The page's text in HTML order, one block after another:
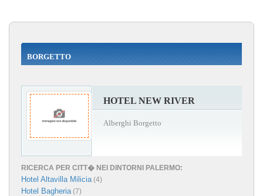
BORGETTO
HOTEL NEW RIVER
Alberghi Borgetto
RICERCA PER CITT� NEI DINTORNI PALERMO:
Hotel Altavilla Milicia(4)
Hotel Bagheria(7)